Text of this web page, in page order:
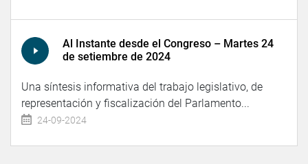
Al Instante desde el Congreso – Martes 24
de setiembre de 2024
Una síntesis informativa del trabajo legislativo, de
representación y fiscalización del Parlamento...
24-09-2024